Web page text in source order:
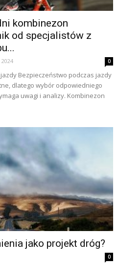
kombinezon
od specjalistów z
0
Bezpieczeństwo podczas jazdy
dlatego wybór odpowiedniego
uwagi i analizy. Kombinezon
jako projekt dróg?
0